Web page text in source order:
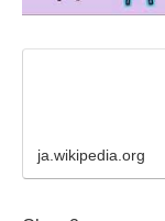
ja.wikipedia.org